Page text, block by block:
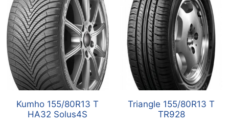
Kumho 155/80R13 T
HA32 Solus4S
Triangle 155/80R13 T
TR928